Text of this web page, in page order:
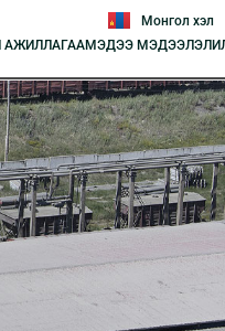
Монгол хэл
АЖИЛЛАГААМЭДЭЭ МЭДЭЭЛЭЛ